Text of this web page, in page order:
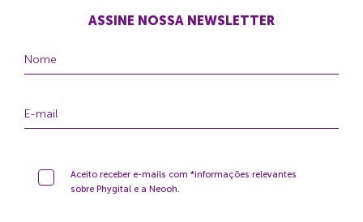
ASSINE NOSSA NEWSLETTER
Aceito receber e-mails com *informações relevantes
sobre Phygital e a Neooh.